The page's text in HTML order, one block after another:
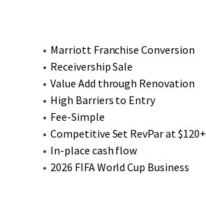
Marriott Franchise Conversion
Receivership Sale
Value Add through Renovation
High Barriers to Entry
Fee-Simple
Competitive Set RevPar at $120+
In-place cash flow
2026 FIFA World Cup Business